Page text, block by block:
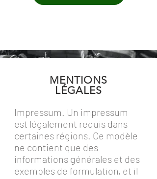
MENTIONS
LÉGALES
Impressum. Un impressum
est légalement requis dans
certaines régions. Ce modèle
ne contient que des
informations générales et des
exemples de formulation, et il